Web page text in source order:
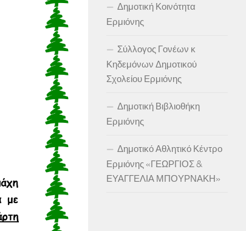
Δημοτική Κοινότητα
Ερμιόνης
Σύλλογος Γονέων κ
Κηδεμόνων Δημοτικού
Σχολείου Ερμιόνης
Δημοτική Βιβλιοθήκη
Ερμιόνης
Δημοτικό Αθλητικό Κέντρο
Ερμιόνης «ΓΕΩΡΓΙΟΣ &
ΕΥΑΓΓΕΛΙΑ ΜΠΟΥΡΝΑΚΗ»